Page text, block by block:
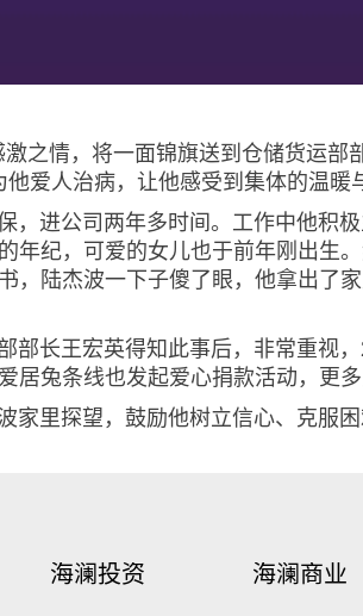
情，将一面锦旗送到仓储货运部
爱人治病，让他感受到集体的温暖
进公司两年多时间。工作中他积
年纪，可爱的女儿也于前年刚出生
，陆杰波一下子傻了眼，他拿出了
长王宏英得知此事后，非常重视，
居兔条线也发起爱心捐款活动，更
里探望，鼓励他树立信心、克服
海澜投资 海澜商业